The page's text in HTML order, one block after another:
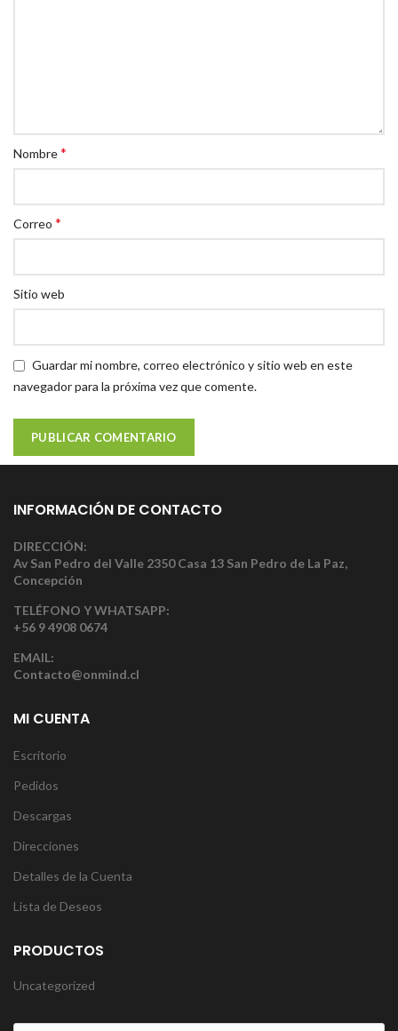
Nombre*
Correo *
Sitio web
Guardar mi nombre, correo electrónico y sitio web en este
navegador para la próxima vez que comente.
INFORMACIÓN DE CONTACTO
DIRECCIÓN:
Av San Pedro del Valle 2350 Casa 13 San Pedro de La Paz,
Concepción
TELÉFONO Y WHATSAPP:
+56 9 4908 0674
EMAIL:
Contacto@onmind.cl
MI CUENTA
Escritorio
Pedidos
Descargas
Direcciones
Detalles de la Cuenta
Lista de Deseos
PRODUCTOS
Uncategorized
Products